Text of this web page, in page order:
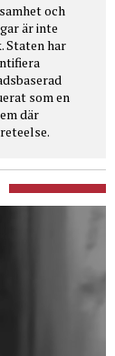
och
är inte
Staten har
som en
där